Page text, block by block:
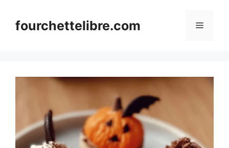
contentfourchettelibre.com Menu